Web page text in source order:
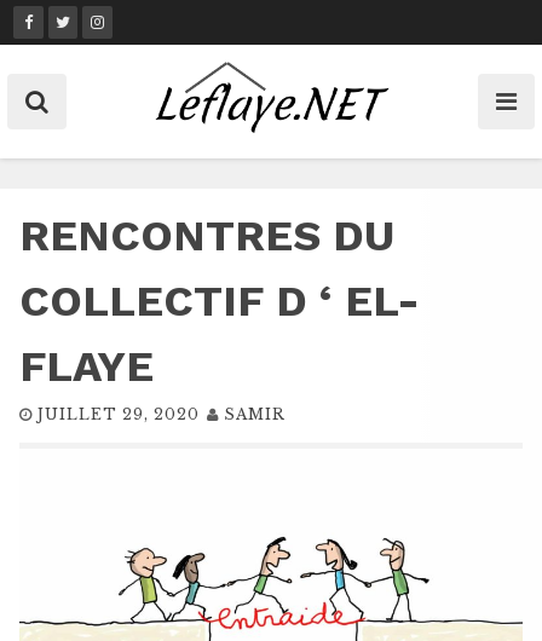
Skip
to
RENCONTRES DU
COLLECTIF D ‘ EL-
FLAYE
JUILLET 29, 2020 SAMIR